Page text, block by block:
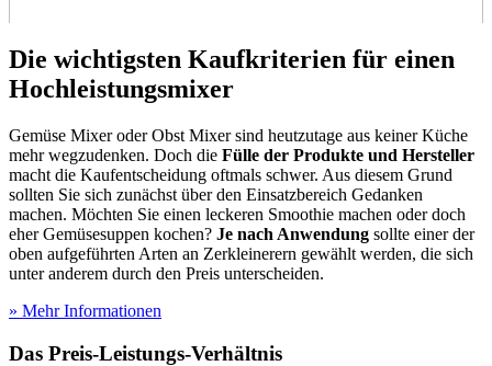
Die wichtigsten Kaufkriterien für einen
Hochleistungsmixer
Gemüse Mixer oder Obst Mixer sind heutzutage aus keiner Küche
mehr wegzudenken. Doch die Fülle der Produkte und Hersteller
macht die Kaufentscheidung oftmals schwer. Aus diesem Grund
sollten Sie sich zunächst über den Einsatzbereich Gedanken
machen. Möchten Sie einen leckeren Smoothie machen oder doch
eher Gemüsesuppen kochen? Je nach Anwendung sollte einer der
oben aufgeführten Arten an Zerkleinerern gewählt werden, die sich
unter anderem durch den Preis unterscheiden.
» Mehr Informationen
Das Preis-Leistungs-Verhältnis